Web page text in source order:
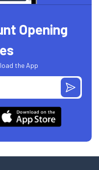
Opening
the App